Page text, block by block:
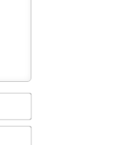
Name*
Email*